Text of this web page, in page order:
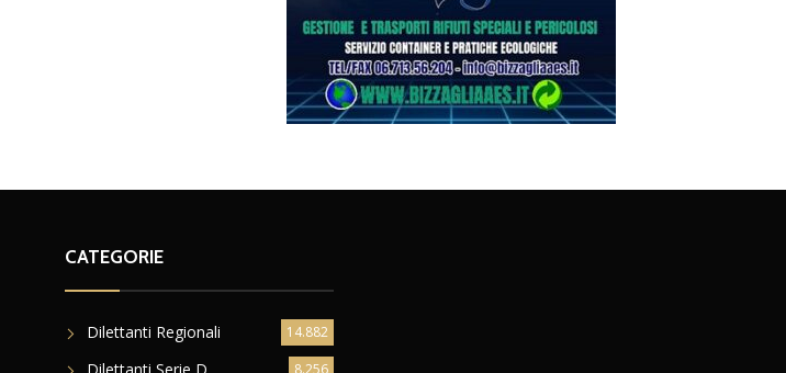
CATEGORIE
Dilettanti Regionali 14.882
8.256